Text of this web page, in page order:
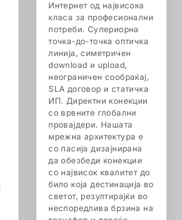
Интернет од највисока
класа за професионални
потреби. Супериорна
точка-до-точка оптичка
линија, симетричен
download и upload,
неограничен сообраќај,
SLA договор и статичка
ИП. Директни конекции
со врвните глобални
провајдери. Нашата
мрежна архитектура е
со пасија дизајнирана
да обезбеди конекции
со највисок квалитет до
било која дестинација во
светот, резултирајќи во
неспоредлива брзина на